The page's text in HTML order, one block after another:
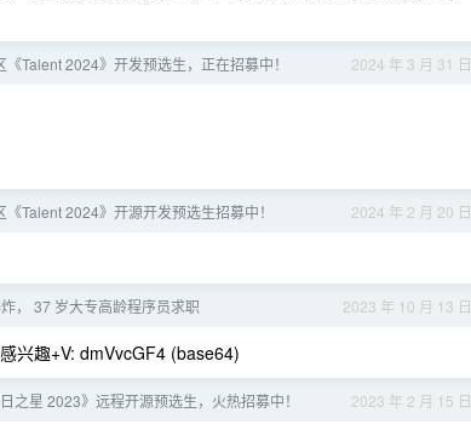
2024 年 3 月 31 日
Talent 2024》开发预选生，正在招募中！
2024 年 2 月 20 日
Talent 2024》开源开发预选生招募中！
2023 年 10 月 13 日
， 37 岁大专高龄程序员求职
兴趣+V: dmVvcGF4 (base64)
2023 年 2 月 15 日
之星 2023》远程开源预选生，火热招募中！